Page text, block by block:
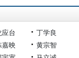
应台
丁学良
嘉映
黄宗智